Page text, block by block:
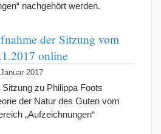
nachgehört werden.
der Sitzung vom
online
2017
Sitzung zu Philippa Foots
der Natur des Guten vom
„Aufzeichnungen“